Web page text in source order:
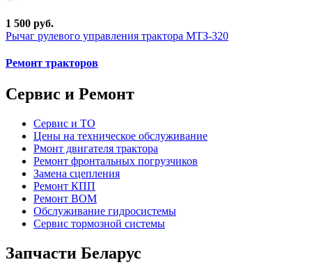
1 500 руб.
Рычаг рулевого управления трактора МТЗ-320
Ремонт тракторов
Сервис и Ремонт
Сервис и ТО
Цены на техническое обслуживание
Рмонт двигателя трактора
Ремонт фронтальных погрузчиков
Замена сцепления
Ремонт КПП
Ремонт ВОМ
Обслуживание гидросистемы
Сервис тормозной системы
Запчасти Беларус